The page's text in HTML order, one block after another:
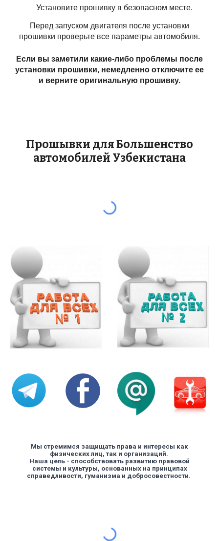
Установите прошивку в безопасном месте.
Перед запуском двигателя после установки
прошивки проверьте все параметры автомобиля.
Если вы заметили какие-либо проблемы после
установки прошивки, немедленно отключите ее
и верните оригинальную прошивку.
Прошывки для Большенство
автомобилей Узбекистана
Мы стремимся защищать права и интересы как
физических лиц, так и организаций.
Наша цель - способствовать развитию правовой
системы и культуры, основанных на принципах
справедливости, гуманизма и добросовестности.